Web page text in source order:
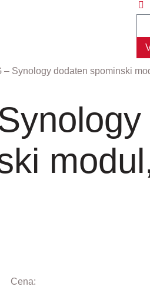
– Synology dodaten spominski
Cena: